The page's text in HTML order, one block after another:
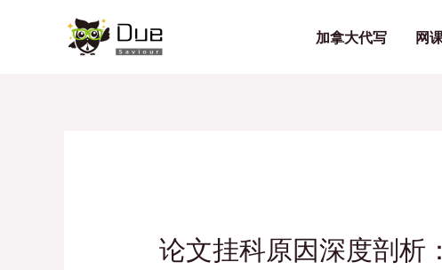
加拿大代写 网
论文挂科原因深度剖析